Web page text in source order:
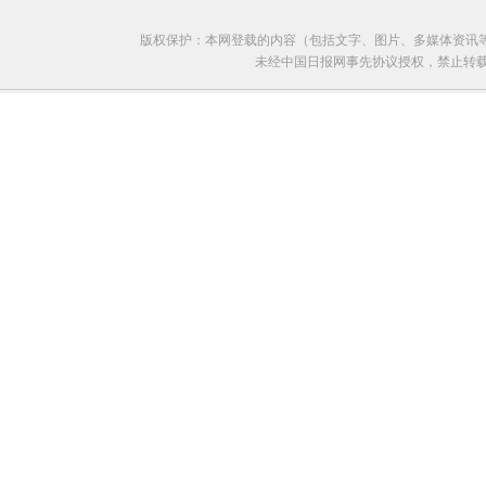
版权保护：本网登载的内容（包括文字、图片、多媒体资
未经中国日报网事先协议授权，禁止转